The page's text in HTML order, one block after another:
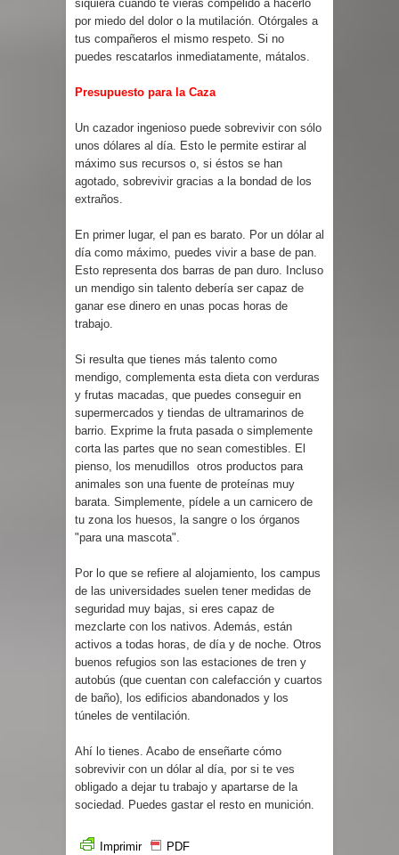
siquiera cuando te vieras compelido a hacerlo
por miedo del dolor o la mutilación. Otórgales a
tus compañeros el mismo respeto. Si no
puedes rescatarlos inmediatamente, mátalos.
Presupuesto para la Caza
Un cazador ingenioso puede sobrevivir con sólo
unos dólares al día. Esto le permite estirar al
máximo sus recursos o, si éstos se han
agotado, sobrevivir gracias a la bondad de los
extraños.
En primer lugar, el pan es barato. Por un dólar al
día como máximo, puedes vivir a base de pan.
Esto representa dos barras de pan duro. Incluso
un mendigo sin talento debería ser capaz de
ganar ese dinero en unas pocas horas de
trabajo.
Si resulta que tienes más talento como
mendigo, complementa esta dieta con verduras
y frutas macadas, que puedes conseguir en
supermercados y tiendas de ultramarinos de
barrio. Exprime la fruta pasada o simplemente
corta las partes que no sean comestibles. El
pienso, los menudillos otros productos para
animales son una fuente de proteínas muy
barata. Simplemente, pídele a un carnicero de
tu zona los huesos, la sangre o los órganos
"para una mascota".
Por lo que se refiere al alojamiento, los campus
de las universidades suelen tener medidas de
seguridad muy bajas, si eres capaz de
mezclarte con los nativos. Además, están
activos a todas horas, de día y de noche. Otros
buenos refugios son las estaciones de tren y
autobús (que cuentan con calefacción y cuartos
de baño), los edificios abandonados y los
túneles de ventilación.
Ahí lo tienes. Acabo de enseñarte cómo
sobrevivir con un dólar al día, por si te ves
obligado a dejar tu trabajo y apartarse de la
sociedad. Puedes gastar el resto en munición.
Imprimir PDF